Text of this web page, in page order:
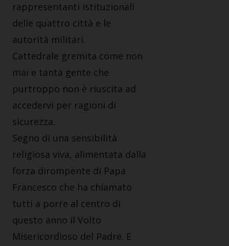
rappresentanti istituzionali
delle quattro città e le
autorità militari.
Cattedrale gremita come non
mai e tanta gente che
purtroppo non è riuscita ad
accedervi per ragioni di
sicurezza.
Segno di una sensibilità
religiosa viva, alimentata dalla
forza dirompente di Papa
Francesco che ha chiamato
tutti a porre al centro di
questo anno il Volto
Misericordioso del Padre. E